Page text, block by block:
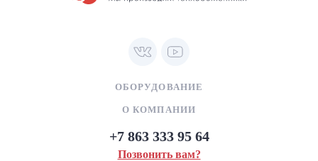
ОБОРУДОВАНИЕ
О КОМПАНИИ
+7 863 333 95 64
Позвонить вам?